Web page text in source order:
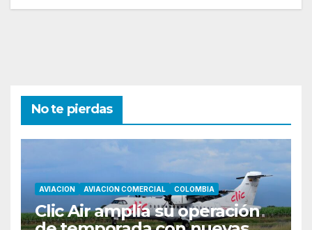
No te pierdas
AVIACION AVIACION COMERCIAL COLOMBIA
Clic Air amplía su operación